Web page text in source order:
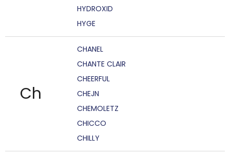
HYDROXID
HYGE
Ch
CHANEL
CHANTE CLAIR
CHEERFUL
CHEJN
CHEMOLETZ
CHICCO
CHILLY